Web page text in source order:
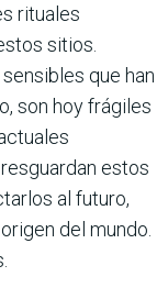
rituales
sitios.
que han
son hoy frágiles
estos
al futuro,
del mundo.